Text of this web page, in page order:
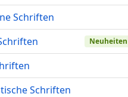
Schriften
Neuheiten
Schriften